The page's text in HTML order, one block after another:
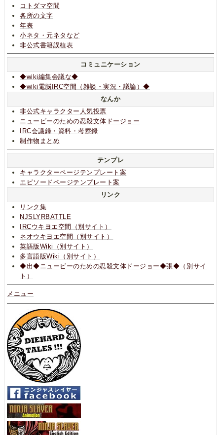
コトダマ空間
各所の文字
年表
小ネタ・元ネタなど
非公式書籍誤植表
コミュニケーション
◆wiki編集会議な◆
◆wiki電脳IRC空間（雑談・実況・議論）◆
なんか
非公式キャラクター人気投票
ニュービーのための忍殺文体ドージョー
IRC会議録・資料・考察録
制作物まとめ
テンプレ
キャラクターページテンプレート案
エピソードページテンプレート案
リンク
リンク集
NJSLYRBATTLE
IRCウキヨエ空間（別サイト）
ネオウキヨエ空間（別サイト）
英語版Wiki（別サイト）
多言語版Wiki（別サイト）
◆出◆ニュービーのための忍殺文体ドージョー◆張◆（別サイ
ト）
メニュー